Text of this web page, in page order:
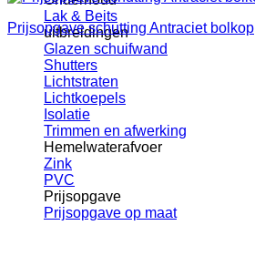
Lak & Beits
uitbreidingen
Glazen schuifwand
Shutters
Lichtstraten
Lichtkoepels
Isolatie
Trimmen en afwerking
Hemelwaterafvoer
Zink
PVC
Prijsopgave
Prijsopgave op maat
Prijsopgave schutting Antraciet bolkop